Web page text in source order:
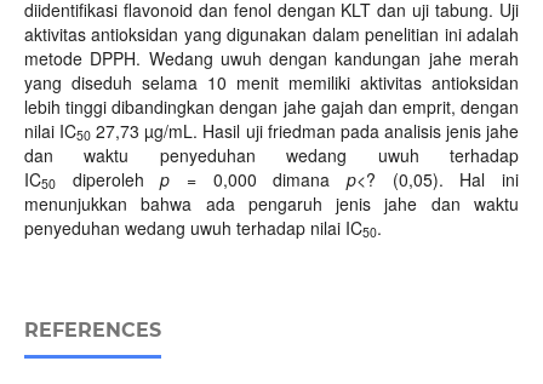
diidentifikasi flavonoid dan fenol dengan KLT dan uji tabung. Uji
aktivitas antioksidan yang digunakan dalam penelitian ini adalah
metode DPPH. Wedang uwuh dengan kandungan jahe merah
yang diseduh selama 10 menit memiliki aktivitas antioksidan
lebih tinggi dibandingkan dengan jahe gajah dan emprit, dengan
nilai IC50 27,73 µg/mL. Hasil uji friedman pada analisis jenis jahe
dan waktu penyeduhan wedang uwuh terhadap
IC50diperolehp = 0,000 dimanap<? (0,05). Hal ini
menunjukkan bahwa ada pengaruh jenis jahe dan waktu
penyeduhan wedang uwuh terhadap nilai IC50.
REFERENCES